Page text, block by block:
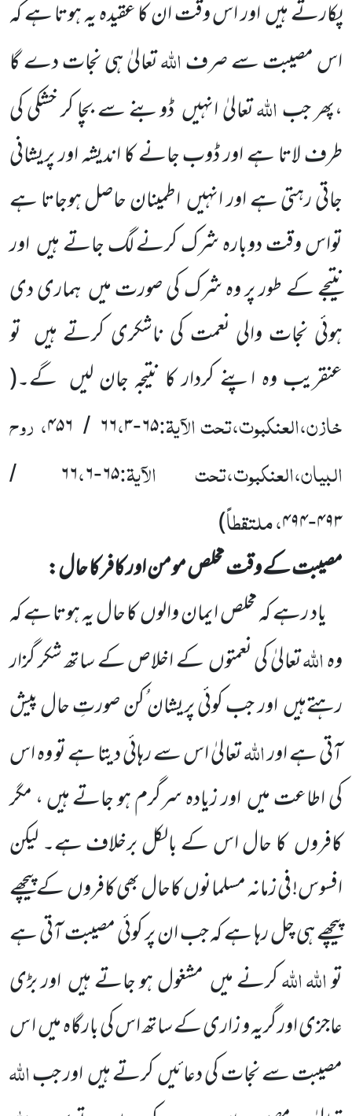
پکارتے ہیںاور اس وقت ان کا عقیدہ یہ ہوتا ہے کہ
اس مصیبت سے صرفاللہتعالیٰ ہی نجات دے گا
،پھر جباللہتعالیٰ انہیںڈوبنے سے بچا کر خشکی کی
طرف لاتا ہے اور ڈوب جانے کا اندیشہ اور پریشانی
جاتی رہتی ہے اور انہیںاطمینان حاصل ہوجاتا ہے
تواس وقت دوبارہ شرک کرنے لگ جاتے ہیںاور
نتیجے کے طور پر وہ شرک کی صورت میں ہماری دی
ہوئی نجات والی نعمت کی ناشکری کرتے ہیں تو
عنقریب وہ اپنے کردار کا نتیجہ جان لیں گے۔(
خازن،العنکبوت،تحت الآیۃ:۶۵- ۶۶،۳ / ۴۵۶، روح
البیان،العنکبوت،تحت الآیۃ:۶۵- ۶۶،۶ /
۴۹۳-۴۹۴، ملتقطاً)
مصیبت کے وقت مخلص مومن اور کافر کا حال:
یاد رہے کہ مخلص ایمان والوںکا حال یہ ہوتا ہے کہ
وہاللہتعالیٰکی نعمتوںکے اخلاص کے ساتھ شکر گزار
رہتےہیںاور جب کوئی پریشان ُکن صورتِ حال پیش
آتی ہے اوراللہتعالیٰ اس سے رہائی دیتا ہے تو وہ اس
کی اطاعت میںاور زیادہ سرگرم ہو جاتے ہیں ، مگر
کافروںکا حال اس کے بالکل برخلاف ہے۔ لیکن
افسوس! فی زمانہ مسلمانوںکاحال بھی کافروںکے پیچھے
پیچھے ہی چل رہا ہے کہ جب ان پر کوئی مصیبت آتی ہے
تواللہاللہکرنے میں مشغول ہو جاتے ہیںاور بڑی
عاجزی اور گریہ و زاری کے ساتھ اس کی بارگاہ میںا س
مصیبت سے نجات کی دعائیںکرتے ہیںاور جباللہ